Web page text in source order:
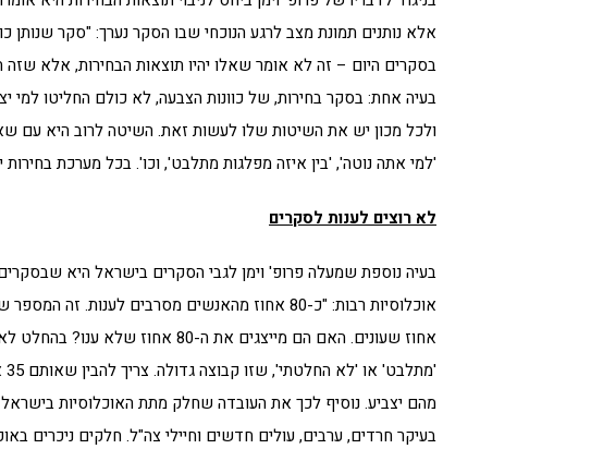
אלא נותנים תמונת מצב לרגע הנוכחי שבו הסקר נערך: "סקר שנותן
בסקרים היום – זה לא אומר שאלו יהיו תוצאות הבחירות, אלא
בעיה אחת: בסקר בחירות, של כוונות הצבעה, לא כולם החליטו למי
ולכל מכון יש את השיטות שלו לעשות זאת. השיטה לרוב היא עם
'למי אתה נוטה', 'בין איזה מפלגות מתלבט', וכו'. בכל מערכת
לא רוצים לענות לסקרים
בעיה נוספת שמעלה פרופ' וימן לגבי הסקרים בישראל היא שבסקרים
מהם יצביע. נוסיף לכך את העובדה שחלק מתת האוכלוסיות בישראל
בעיקר חרדים, ערבים, עולים חדשים וחיילי צה"ל. חלקים ניכרים